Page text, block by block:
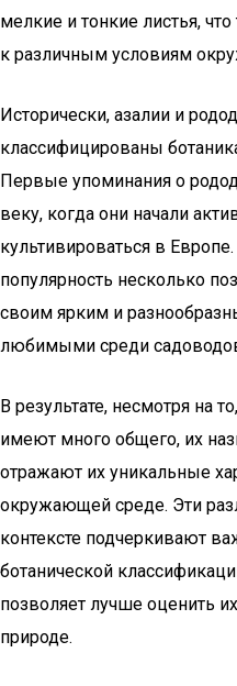
мелкие и тонкие листья,
к различным условиям
Исторически, азалии и
классифицированы
Первые упоминания о
веку, когда они начали
культивироваться в
популярность несколько
своим ярким и
любимыми среди
В результате, несмотря на
имеют много общего, их
отражают их уникальные
окружающей среде. Эти
контексте подчеркивают
ботанической
позволяет лучше оценить
природе.